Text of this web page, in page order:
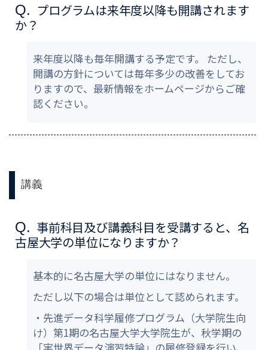
Q. プログラムは来年度以降も開講されます
か？
来年度以降も毎年開講する予定です。 ただし、
開講の方針については毎年多少の改善をしてお
りますので、最新情報をホームページからご確
認ください。
講義
Q. 事前科目及び講義科目を受講すると、名
古屋大学の単位になりますか？
基本的に名古屋大学の単位にはなりません。
ただし以下の場合は単位として認められます。
・先進データ科学履修プログラム（大学院生向
け）第1期の名古屋大学大学院生が、秋学期の